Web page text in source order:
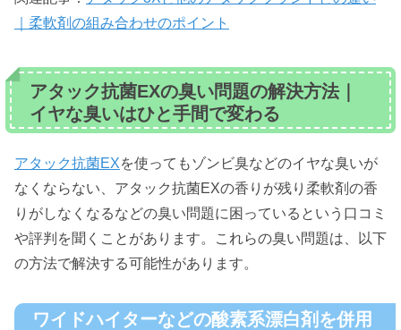
｜柔軟剤の組み合わせのポイント
アタック抗菌EXの臭い問題の解決方法｜
イヤな臭いはひと手間で変わる
アタック抗菌EXを使ってもゾンビ臭などのイヤな臭いが
なくならない、アタック抗菌EXの香りが残り柔軟剤の香
りがしなくなるなどの臭い問題に困っているという口コミ
や評判を聞くことがあります。これらの臭い問題は、以下
の方法で解決する可能性があります。
ワイドハイターなどの酸素系漂白剤を併用